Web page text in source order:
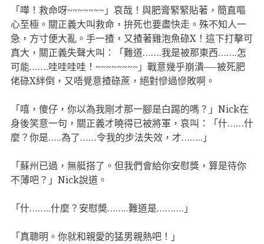
「嘩！救命呀~~~~~~~」哀哉！與肥膏緊緊貼著，簡直嘔
心至極。關正義大叫救命，拚死也要盡快走。殊不知人一
急，方寸便大亂。手一揸，又揸著雞泡魚碌X！這下打擊可
真大，關正義失聲大叫：「難道…….我是被那東西…….怎
可能…….哇哇哇哇！~~~~~~~~」戰意幾乎崩潰—-被死肥
佬碌X絆倒，又唔覺意揸碌蔗，絕對慘過慘敗啊。
「嘻，傻仔，你以為我剛才那一腳是白踢的嗎？」Nick在
身後笑意一句，關正義才曉得已被將軍，哀叫：「什……什
麼？你是…..為了……令我的步法失效，才……..」
「蘇州已過，無艇搭了。但我們會給你安慰獎，算是待你
不薄吧？」Nick說道。
「什……..什麼？安慰奬……..難道是……….」
「真聰明。你就和親愛的猛男親熱吧！」